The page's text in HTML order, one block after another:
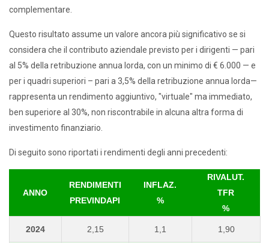
complementare.
Questo risultato assume un valore ancora più significativo se si
considera che il contributo aziendale previsto per i dirigenti — pari
al 5% della retribuzione annua lorda, con un minimo di € 6.000 — e
per i quadri superiori – pari a 3,5% della retribuzione annua lorda—
rappresenta un rendimento aggiuntivo, "virtuale" ma immediato,
ben superiore al 30%, non riscontrabile in alcuna altra forma di
investimento finanziario.
Di seguito sono riportati i rendimenti degli anni precedenti:
ANNO
RENDIMENTI
PREVINDAPI
INFLAZ.
%
RIVALUT.
TFR
%
2024 2,15 1,1 1,90